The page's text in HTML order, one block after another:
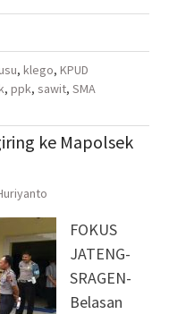
, klego, KPUD
, ppk, sawit, SMA
ke Mapolsek
FOKUS
JATENG-
SRAGEN-
Belasan